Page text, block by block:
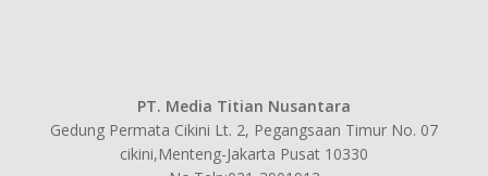
PT. Media Titian Nusantara
Gedung Permata Cikini Lt. 2, Pegangsaan Timur No. 07
cikini,Menteng-Jakarta Pusat 10330